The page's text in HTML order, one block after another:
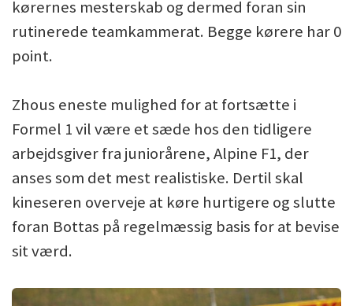
kørernes mesterskab og dermed foran sin
rutinerede teamkammerat. Begge kørere har 0
point.
Zhous eneste mulighed for at fortsætte i
Formel 1 vil være et sæde hos den tidligere
arbejdsgiver fra juniorårene, Alpine F1, der
anses som det mest realistiske. Dertil skal
kineseren overveje at køre hurtigere og slutte
foran Bottas på regelmæssig basis for at bevise
sit værd.